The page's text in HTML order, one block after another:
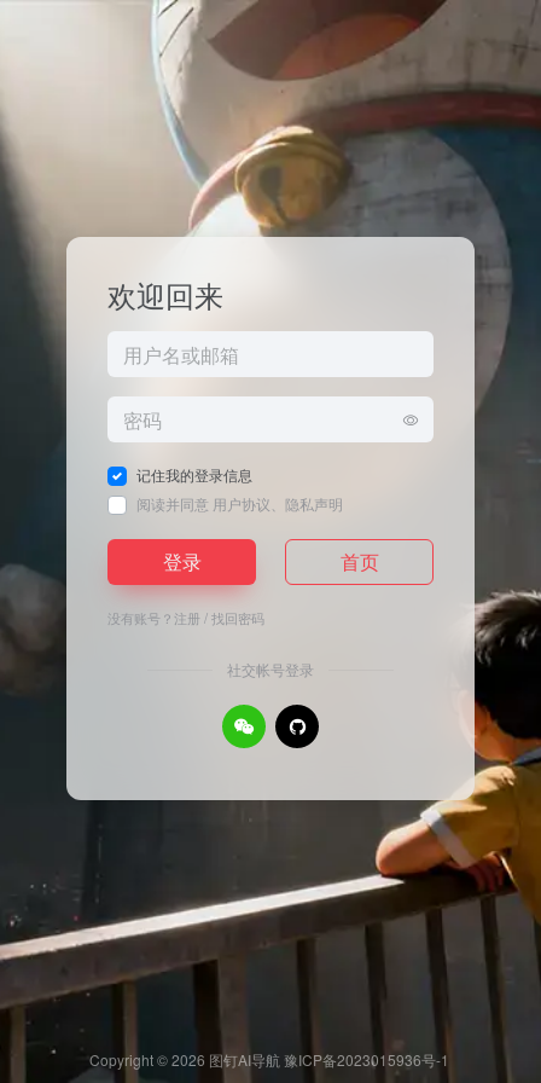
欢迎回来
记住我的登录信息
阅读并同意 用户协议 隐私声明
登录 首页
没有账号？ 注册 /找回密码
社交帐号登录
Copyright © 2026 图钉AI导航 豫ICP备2023015936号-1